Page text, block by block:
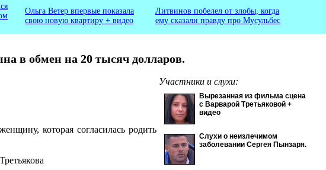
в обмен на 20 тысяч долларов.
Ольга Ветер впервые показала
свою новую квартиру + видео
Литвинов побелел от злобы, когда
ему сказали правду про Мусульбес
Участники и слухи:
Вырезанная из фильма сцена
с Варварой Третьяковой +
видео
Слухи о неизлечимом
заболевании Сергея Пынзаря.
которая согласилась родить